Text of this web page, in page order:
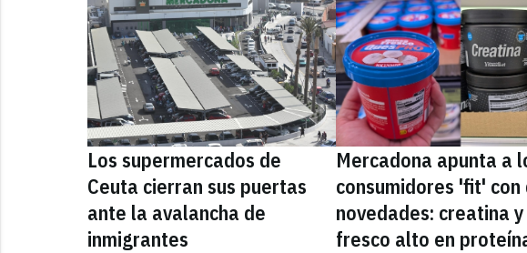
Los supermercados de
Ceuta cierran sus puertas
ante la avalancha de
inmigrantes
Mercadona apunta a
consumidores 'fit' con
novedades: creatina
fresco alto en